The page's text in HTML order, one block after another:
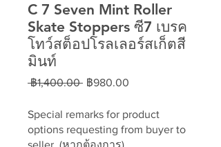
C 7 Seven Mint Roller
Skate Stoppers ซี7 เบรค
โทว์สต็อปโรลเลอร์สเก็ตสี
มินท์
฿1,400.00 ราคา
฿980.00
ลด
Special remarks for product
options requesting from buyer to